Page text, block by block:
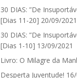
30 DIAS: ”De
[Dias 11-20] 20/09/2021
30 DIAS: ”De
[Dias 1-10] 13/09/2021
Livro: O Milagre da
Desperta Juventude!